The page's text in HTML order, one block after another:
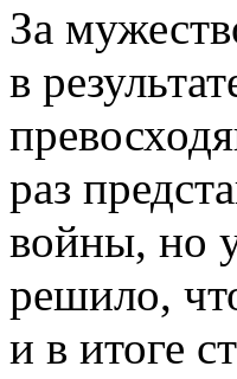
За
в
раз
войны, но
решило,
и в итоге